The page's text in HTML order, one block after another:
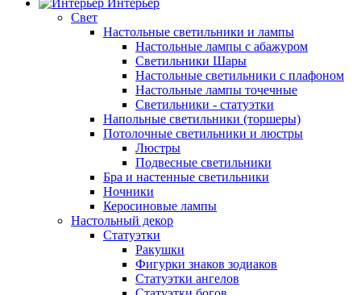
Интерьер
Свет
Настольные светильники и лампы
Настольные лампы с абажуром
Светильники Шары
Настольные светильники с плафоном
Настольные лампы точечные
Светильники - статуэтки
Напольные светильники (торшеры)
Потолочные светильники и люстры
Люстры
Подвесные светильники
Бра и настенные светильники
Ночники
Керосиновые лампы
Настольный декор
Статуэтки
Ракушки
Фигурки знаков зодиаков
Статуэтки ангелов